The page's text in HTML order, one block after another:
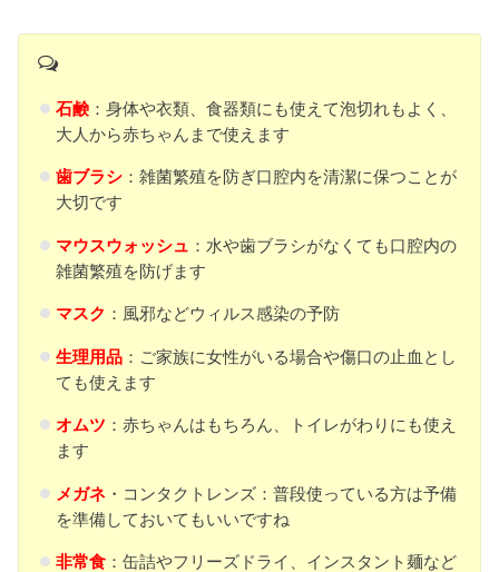
石鹸：身体や衣類、食器類にも使えて泡切れもよく、
大人から赤ちゃんまで使えます
歯ブラシ：雑菌繁殖を防ぎ口腔内を清潔に保つことが
大切です
マウスウォッシュ ：水や歯ブラシがなくても口腔内の
雑菌繁殖を防げます
マスク ：風邪などウィルス感染の予防
生理用品：ご家族に女性がいる場合や傷口の止血とし
ても使えます
オムツ ：赤ちゃんはもちろん、トイレがわりにも使え
ます
メガネ・コンタクトレンズ：普段使っている方は予備
を準備しておいてもいいですね
非常食：缶詰やフリーズドライ、インスタント麺など